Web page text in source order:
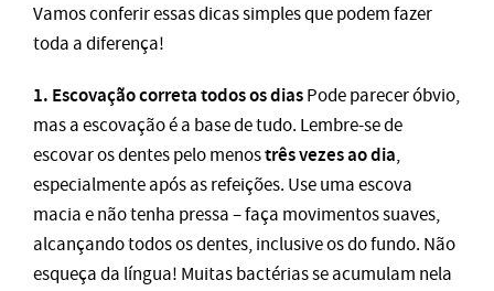
Vamos conferir essas dicas simples que podem fazer
toda a diferença!
1. Escovação correta todos os diasPode parecer óbvio,
mas a escovação é a base de tudo. Lembre-se de
escovar os dentes pelo menostrês vezes ao dia,
especialmente após as refeições. Use uma escova
macia e não tenha pressa – faça movimentos suaves,
alcançando todos os dentes, inclusive os do fundo. Não
esqueça da língua! Muitas bactérias se acumulam nela